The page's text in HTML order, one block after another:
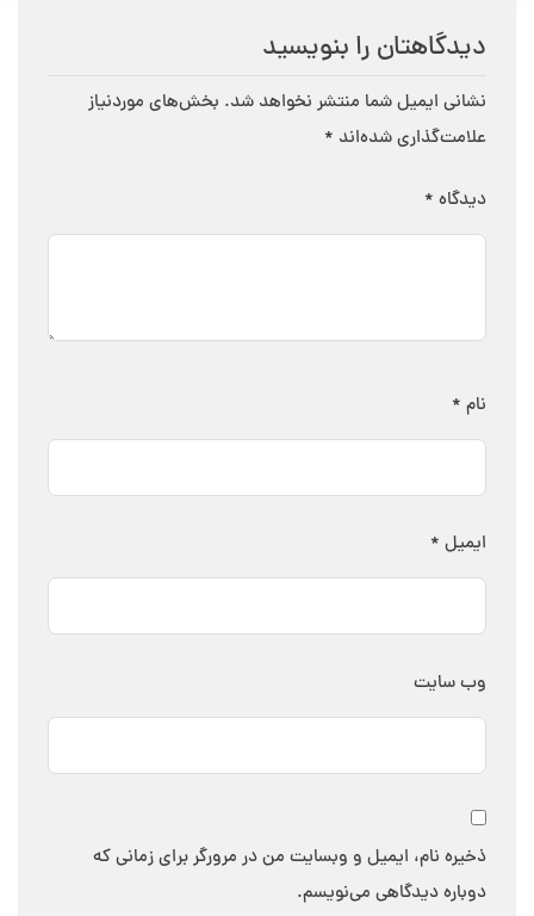
دیدگاهتان را بنویسید
نشانی ایمیل شما منتشر نخواهد شد. بخش‌های موردنیاز
علامت‌گذاری شده‌اند *
دیدگاه *
نام *
ایمیل *
وب‌ سایت
ذخیره نام، ایمیل و وبسایت من در مرورگر برای زمانی که
دوباره دیدگاهی می‌نویسم.